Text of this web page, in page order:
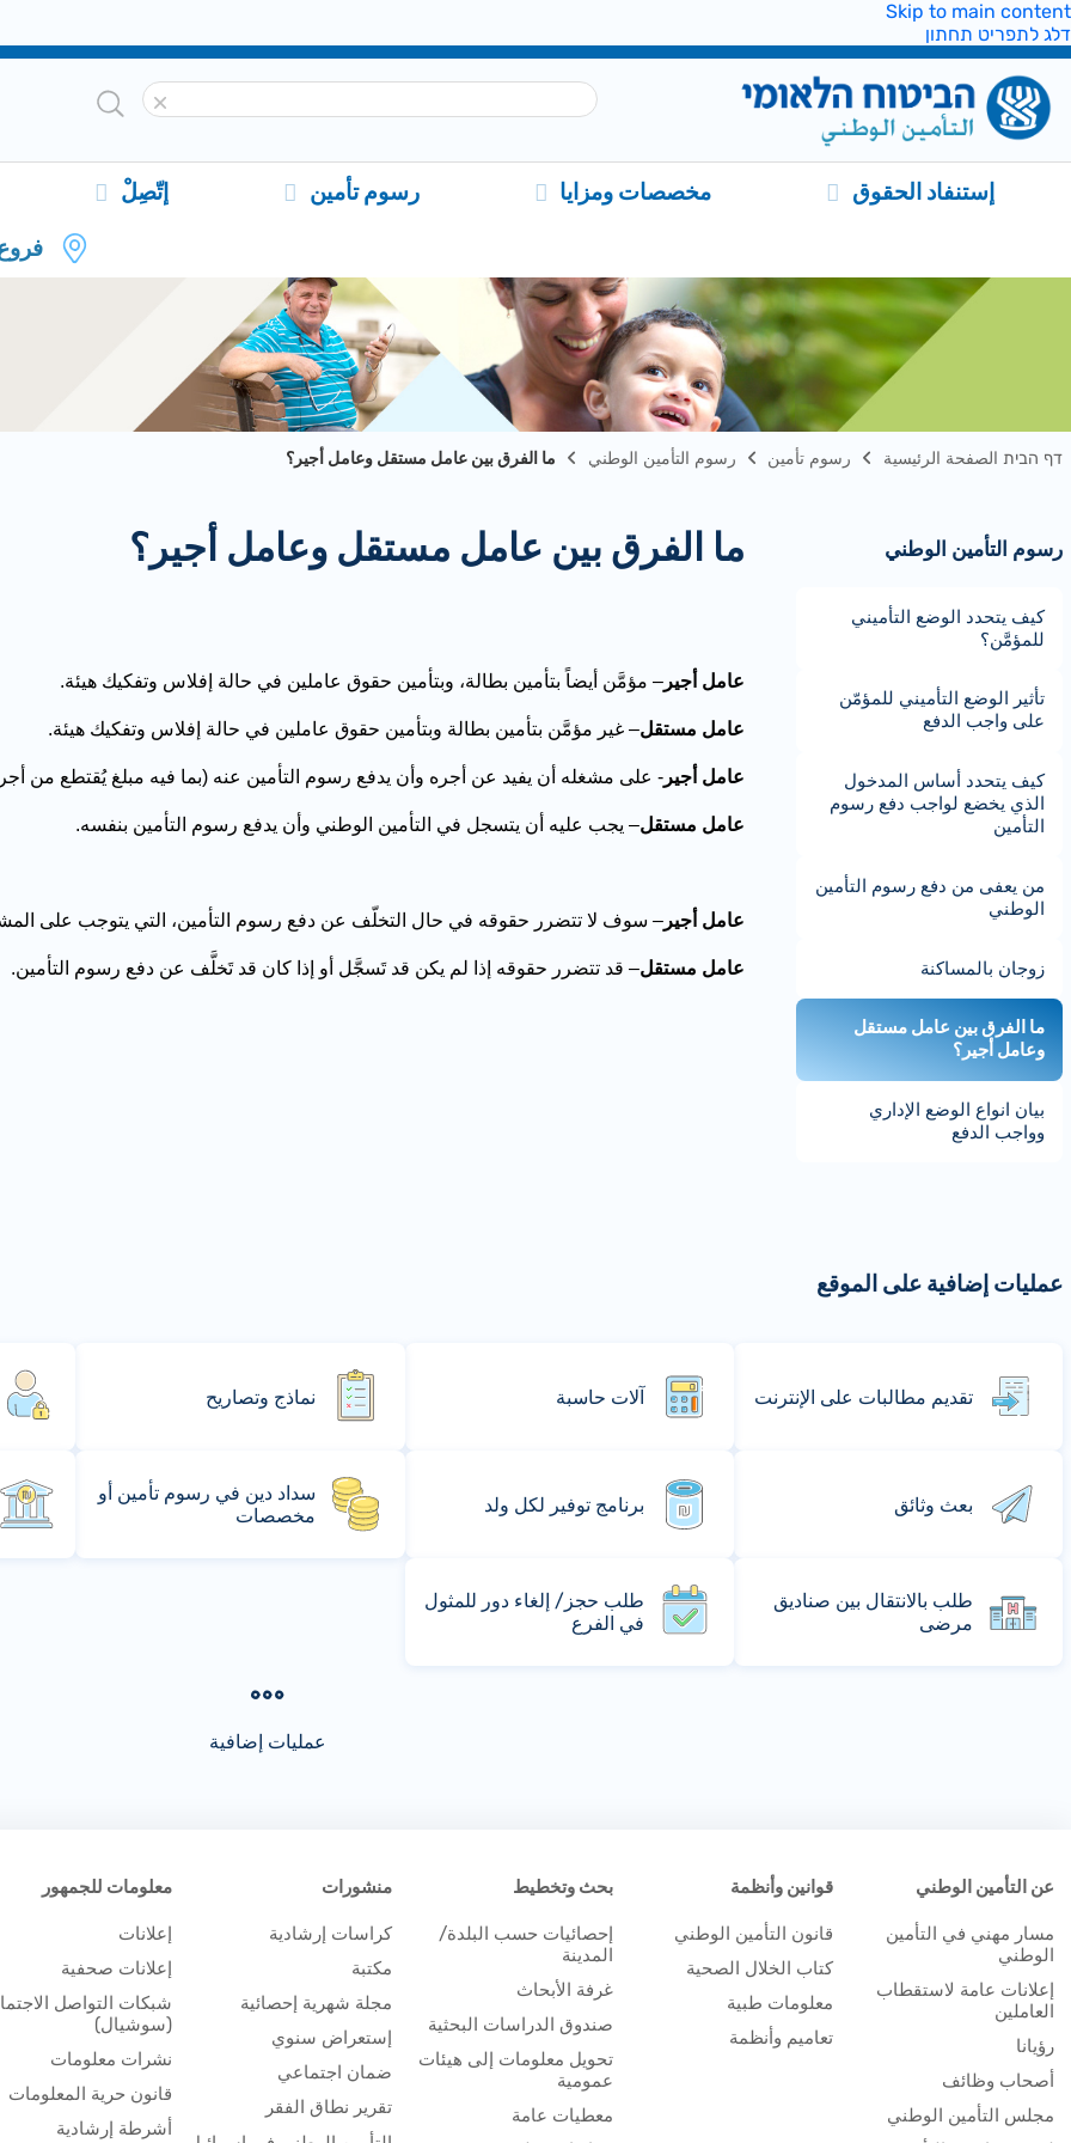
Skip to main content
דלג לתפריט תחתון
إستنفاد الحقوق مخصصات ومزايا رسوم تأمين إتّصِلْ
דף הבית الصفحة الرئيسية رسوم تأمين رسوم التأمين الوطني ما الفرق بين عامل مستقل وعامل أجير؟
رسوم التأمين الوطني
كيف يتحدد الوضع التأميني
للمؤمَّن؟
تأثير الوضع التأميني للمؤمّن
على واجب الدفع
كيف يتحدد أساس المدخول
الذي يخضع لواجب دفع رسوم
التأمين
من يعفى من دفع رسوم التأمين
الوطني
زوجان بالمساكنة
ما الفرق بين عامل مستقل
وعامل أجير؟
بيان انواع الوضع الإداري
وواجب الدفع
ما الفرق بين عامل مستقل وعامل أجير؟
عامل أجير – مؤمَّن أيضاً بتأمين بطالة، وبتأمين حقوق عاملين في حالة إفلاس وتفكيك هيئة.
عامل مستقل– غير مؤمَّن بتأمين بطالة وبتأمين حقوق عاملين في حالة إفلاس وتفكيك هيئة.
عامل أجير - على مشغله أن يفيد عن أجره وأن يدفع رسوم التأمين عنه (بما فيه مبلغ يُقتطع من
عامل مستقل– يجب عليه أن يتسجل في التأمين الوطني وأن يدفع رسوم التأمين بنفسه.
عامل أجير – سوف لا تتضرر حقوقه في حال التخلّف عن دفع رسوم التأمين، التي يتوجب على
عامل مستقل– قد تتضرر حقوقه إذا لم يكن قد تَسجَّل أو إذا كان قد تَخلَّف عن دفع رسوم التأمين.
عمليات إضافية على الموقع
تقديم مطالبات على الإنترنت آلات حاسبة نماذج وتصاريح
بعث وثائق برنامج توفير لكل ولد
سداد دين في رسوم تأمين أو
مخصصات
طلب بالانتقال بين صناديق
مرضى
طلب حجز/ إلغاء دور للمثول
في الفرع
عمليات إضافية
عن التأمين الوطني
مسار مهني في التأمين
الوطني
إعلانات عامة لاستقطاب
العاملين
رؤيانا
أصحاب وظائف
مجلس التأمين الوطني
قوانين وأنظمة
قانون التأمين الوطني
كتاب الخلال الصحية
معلومات طبية
تعاميم وأنظمة
بحث وتخطيط
إحصائيات حسب البلدة/
المدينة
غرفة الأبحاث
صندوق الدراسات البحثية
تحويل معلومات إلى هيئات
عمومية
معطيات عامة
منشورات
كراسات إرشادية
مكتبة
مجلة شهرية إحصائية
إستعراض سنوي
ضمان اجتماعي
تقرير نطاق الفقر
معلومات للجمهور
إعلانات
إعلانات صحفية
شبكات التواصل
(سوشيال)
نشرات معلومات
قانون حرية المعلومات
أشرطة إرشادية